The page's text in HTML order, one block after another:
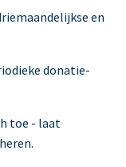
en
donatie-
toe - laat